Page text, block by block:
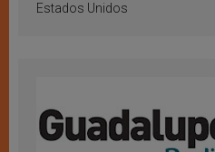
Estados Unidos